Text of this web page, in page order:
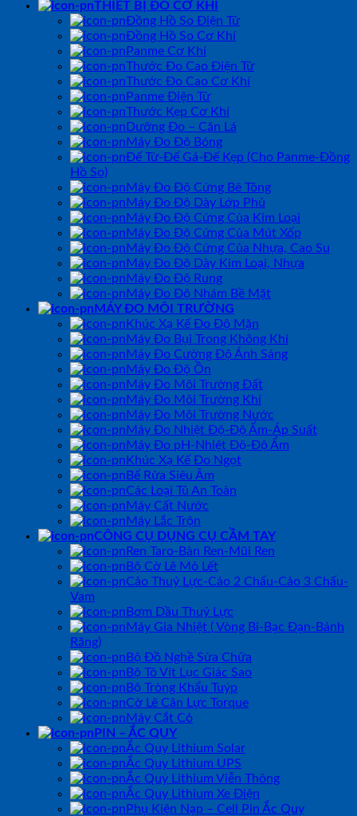
THIẾT BỊ ĐO CƠ KHÍ
Đồng Hồ So Điện Tử
Đồng Hồ So Cơ Khí
Panme Cơ Khí
Thước Đo Cao Điện Tử
Thước Đo Cao Cơ Khí
Panme Điện Tử
Thước Kẹp Cơ Khí
Dưỡng Đo – Căn Lá
Máy Đo Độ Bóng
Đế Từ-Đế Gá-Đế Kẹp (Cho Panme-Đồng
Hồ So)
Máy Đo Độ Cứng Bê Tông
Máy Đo Độ Dày Lớp Phủ
Máy Đo Độ Cứng Của Kim Loại
Máy Đo Độ Cứng Của Mút Xốp
Máy Đo Độ Cứng Của Nhựa, Cao Su
Máy Đo Độ Dày Kim Loại, Nhựa
Máy Đo Độ Rung
Máy Đo Độ Nhám Bề Mặt
MÁY ĐO MÔI TRƯỜNG
Khúc Xạ Kế Đo Độ Mặn
Máy Đo Bụi Trong Không Khí
Máy Đo Cường Độ Ánh Sáng
Máy Đo Độ Ồn
Máy Đo Môi Trường Đất
Máy Đo Môi Trường Khí
Máy Đo Môi Trường Nước
Máy Đo Nhiệt Độ-Độ Ẩm-Áp Suất
Máy Đo pH-Nhiệt Độ-Độ Ẩm
Khúc Xạ Kế Đo Ngọt
Bể Rửa Siêu Âm
Các Loại Tủ An Toàn
Máy Cất Nước
Máy Lắc Trộn
CÔNG CỤ DỤNG CỤ CẦM TAY
Ren Taro-Bàn Ren-Mũi Ren
Bộ Cờ Lê Mỏ Lết
Cảo Thuỷ Lực-Cảo 2 Chấu-Cảo 3 Chấu-
Vam
Bơm Dầu Thuỷ Lực
Máy Gia Nhiệt ( Vòng Bi-Bạc Đạn-Bánh
Răng)
Bộ Đồ Nghề Sửa Chữa
Bộ Tô Vít Lục Giác Sao
Bộ Tròng Khẩu Tuýp
Cờ Lê Cân Lực Torque
Máy Cắt Cỏ
PIN – ẮC QUY
Ắc Quy Lithium Solar
Ắc Quy Lithium UPS
Ắc Quy Lithium Viễn Thông
Ắc Quy Lithium Xe Điện
Phụ Kiện Nạp – Cell Pin Ắc Quy